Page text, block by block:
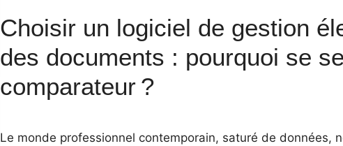
Choisir un logiciel de gestion
des documents : pourquoi se
comparateur ?
Le monde professionnel contemporain, saturé de données,